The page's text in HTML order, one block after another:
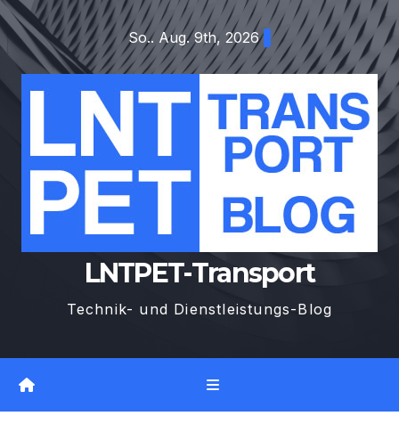
Zum
Inhalt
springen
So.. Aug. 9th, 2026
LNTPET-Transport
Technik- und Dienstleistungs-Blog